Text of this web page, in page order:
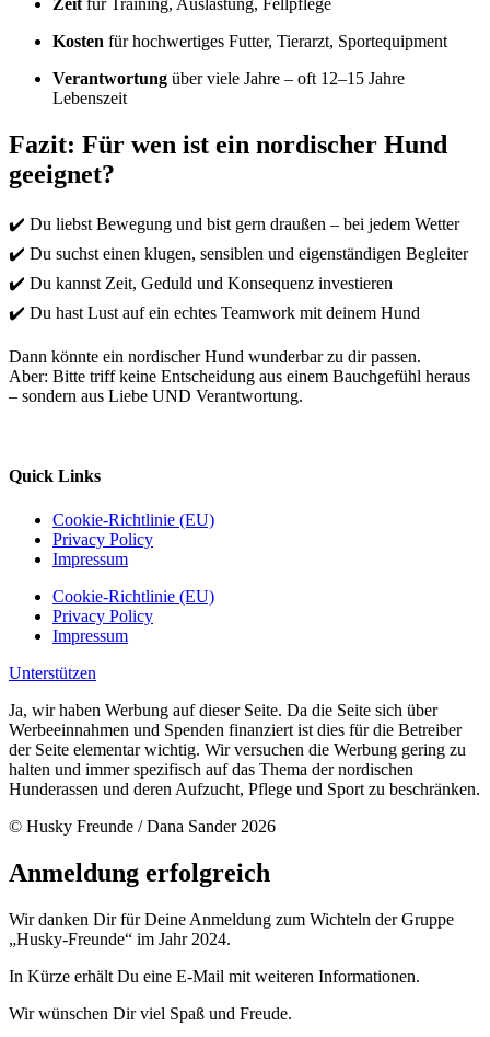
Zeitfür Training, Auslastung, Fellpflege
Kosten für hochwertiges Futter, Tierarzt, Sportequipment
Verantwortung über viele Jahre – oft 12–15 Jahre
Lebenszeit
Fazit: Für wen ist ein nordischer Hund
geeignet?
✔️ Du liebst Bewegung und bist gern draußen – bei jedem Wetter
✔️ Du suchst einen klugen, sensiblen und eigenständigen Begleiter
✔️ Du kannst Zeit, Geduld und Konsequenz investieren
✔️ Du hast Lust auf ein echtes Teamwork mit deinem Hund
Dann könnte ein nordischer Hund wunderbar zu dir passen.
Aber: Bitte triff keine Entscheidung aus einem Bauchgefühl heraus
– sondern aus Liebe UND Verantwortung.
Quick Links
Cookie-Richtlinie (EU)
Privacy Policy
Impressum
Cookie-Richtlinie (EU)
Privacy Policy
Impressum
Unterstützen
Ja, wir haben Werbung auf dieser Seite. Da die Seite sich über
Werbeeinnahmen und Spenden finanziert ist dies für die Betreiber
der Seite elementar wichtig. Wir versuchen die Werbung gering zu
halten und immer spezifisch auf das Thema der nordischen
Hunderassen und deren Aufzucht, Pflege und Sport zu beschränken.
© Husky Freunde / Dana Sander 2026
Anmeldung erfolgreich
Wir danken Dir für Deine Anmeldung zum Wichteln der Gruppe
„Husky-Freunde“ im Jahr 2024.
In Kürze erhält Du eine E-Mail mit weiteren Informationen.
Wir wünschen Dir viel Spaß und Freude.